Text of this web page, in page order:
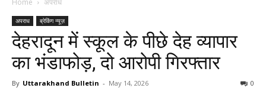
Home अपराध
अपराध ब्रेकिंग न्यूज़
देहरादून में स्कूल के पीछे देह व्यापार
का भंडाफोड़, दो आरोपी गिरफ्तार
By Uttarakhand Bulletin - May 14, 2026 0